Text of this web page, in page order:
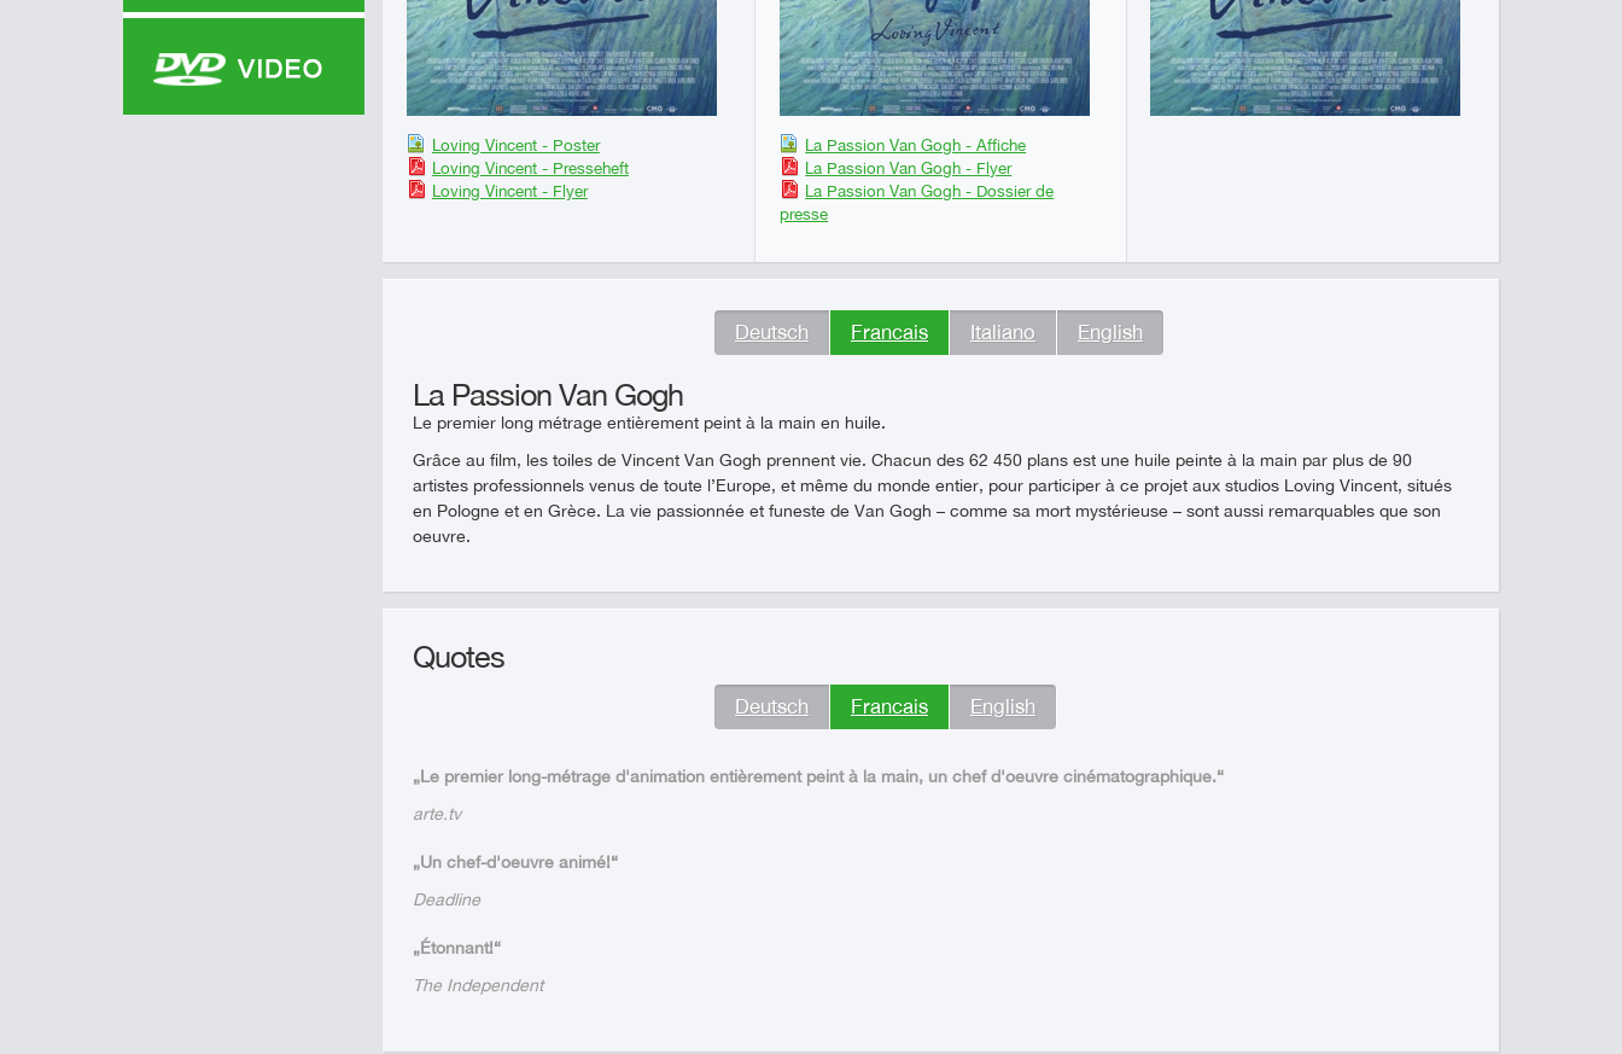
Loving Vincent - Poster
Loving Vincent - Presseheft
Loving Vincent - Flyer
La Passion Van Gogh - Affiche
La Passion Van Gogh - Flyer
La Passion Van Gogh - Dossier de
presse
Deutsch Francais Italiano English
La Passion Van Gogh
Le premier long métrage entièrement peint à la main en huile.
Grâce au film, les toiles de Vincent Van Gogh prennent vie. Chacun des 62 450 plans est une huile peinte à la main par plus de 90
artistes professionnels venus de toute l’Europe, et même du monde entier, pour participer à ce projet aux studios Loving Vincent, situés
en Pologne et en Grèce. La vie passionnée et funeste de Van Gogh – comme sa mort mystérieuse – sont aussi remarquables que son
oeuvre.
Quotes
Deutsch Francais English
„Le premier long-métrage d'animation entièrement peint à la main, un chef d'oeuvre cinématographique.“
arte.tv
„Un chef-d'oeuvre animé!“
Deadline
„Étonnant!“
The Independent